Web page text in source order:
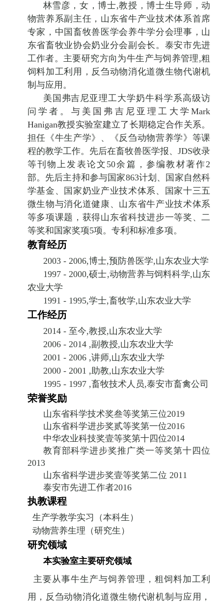
林雪彦，女，博士,教授，博士生导师，动
物营养系副主任，山东省牛产业技术体系首席
专家，中国畜牧兽医学会养牛学分会理事，山
东省畜牧业协会奶业分会副会长。泰安市先进
工作者。主要研究方向为牛生产与饲养管理,粗
饲料加工利用， 反刍动物消化道微生物代谢机
制与应用。
美国弗吉尼亚理工大学奶牛科学系高级访
问学者。 与美国弗吉尼亚理工大学Mark
Hanigan教授实验室建立了长期稳定合作关系。
担任《牛生产学》、《反刍动物营养学》等课
程的教学工作。先后在畜牧兽医学报、JDS收录
等刊物上发表论文50余篇，参编教材著作2
部。先后主持和参与国家863计划、国家自然科
学基金、国家奶业产业技术体系、国家十三五
微生物与消化道健康、山东省牛产业技术体系
等多项课题，获得山东省科技进步一等奖、二
等奖和国家奖项5项。专利和标准多项。
教育经历
2003 - 2006,博士,预防兽医学,山东农业大学
1997 - 2000,硕士,动物营养与饲料科学,山东
农业大学
1991 - 1995,学士,畜牧学,山东农业大学
工作经历
2014 - 至今,教授,山东农业大学
2006 - 2014 ,副教授,山东农业大学
2001 - 2006 ,讲师,山东农业大学
2000 - 2001 ,助教,山东农业大学
1995 - 1997 ,畜牧技术人员,泰安市畜禽公司
荣誉奖励
山东省科学技术奖叁等奖第三位2019
山东省科学进步奖贰等奖第一位2016
中华农业科技奖壹等奖第十四位2014
教育部科学进步奖推广类一等奖第十四位
2013
山东省科学进步奖壹等奖第二位 2011
泰安市先进工作者2016
执教课程
生产学教学实习（本科生）
动物营养生理（研究生）
研究领域
本实验室主要研究领域
主要从事牛生产与饲养管理，粗饲料加工利
用， 反刍动物消化道微生物代谢机制与应用，